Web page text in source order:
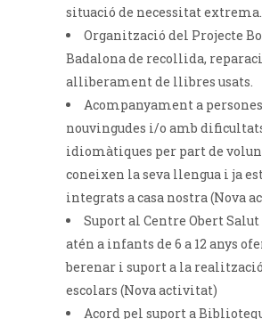
situació de necessitat extrema.
Organització del Projecte
Badalona de recollida,
alliberament de llibres usats.
Acompanyament a persones
nouvingudes i/o amb
idiomàtiques per part de
coneixen la seva llengua i ja
integrats a casa nostra (Nova
Suport al Centre Obert
atén a infants de 6 a 12 anys
berenar i suport a la
escolars (Nova activitat)
Acord pel suport a